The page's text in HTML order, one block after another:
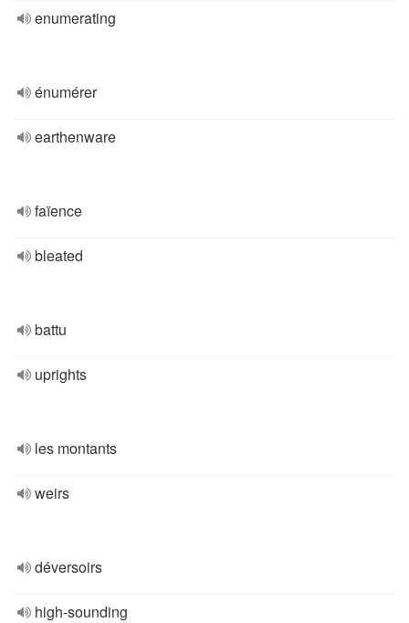
enumerating
énumérer
earthenware
faïence
bleated
battu
uprights
les montants
weirs
déversoirs
high-sounding